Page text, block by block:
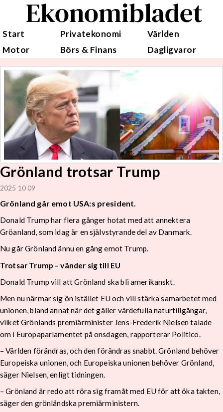
Ekonomibladet
Start Privatekonomi
Världen
Motor
Börs & Finans Dagligvaror
Grönland trotsar Trump
2025 10 09
Grönland går emot USA:s president.
Donald Trump har flera gånger hotat med att annektera
Gröanland, som idag är en självstyrande del av Danmark.
Nu går Grönland ännu en gång emot Trump.
Trotsar Trump – vänder sig till EU
Donald Trump vill att Grönland ska bli amerikanskt.
Men nu närmar sig ön istället EU och vill stärka samarbetet med
unionen, bland annat när det gäller värdefulla naturtillgångar,
vilket Grönlands premiärminister Jens-Frederik Nielsen talade
om i Europaparlamentet på onsdagen, rapporterar Politico.
– Världen förändras, och den förändras snabbt. Grönland behöver
Europeiska unionen, och Europeiska unionen behöver Grönland,
säger Nielsen, enligt tidningen.
– Grönland är redo att röra sig framåt med EU för att öka takten,
säger den grönländska premiärministern.